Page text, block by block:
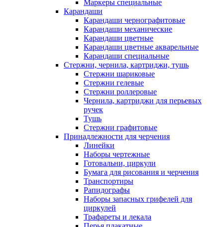
Маркеры специальные
Карандаши
Карандаши чернографитовые
Карандаши механические
Карандаши цветные
Карандаши цветные акварельные
Карандаши специальные
Стержни, чернила, картриджи, тушь
Стержни шариковые
Стержни гелевые
Стержни роллеровые
Чернила, картриджи для перьевых
ручек
Тушь
Стержни графитовые
Принадлежности для черчения
Линейки
Наборы чертежные
Готовальни, циркули
Бумага для рисования и черчения
Транспортиры
Рапидографы
Наборы запасных грифелей для
циркулей
Трафареты и лекала